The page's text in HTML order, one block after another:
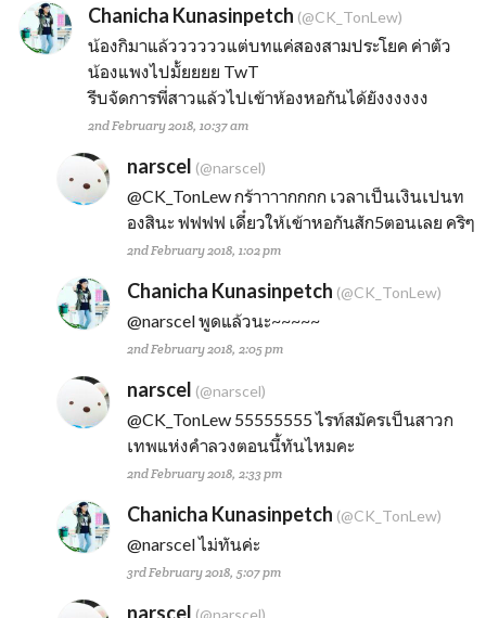
Chanicha Kunasinpetch (@CK_TonLew)
น้องกิมาแล้ววววววแต่บทแค่สองสามประโยค ค่าตัว
น้องแพงไปมั้ยยยย TwT
รีบจัดการพี่สาวแล้วไปเข้าห้องหอกันได้ยังงงงงง
2nd February 2018, 10:37 am
narscel (@narscel)
@CK_TonLewกร้าาาากกกก เวลาเป็นเงินเปนท
องสินะ ฟฟฟฟ เดี๋ยวให้เข้าหอกันสัก5ตอนเลย คริๆ
2nd February 2018, 1:02 pm
Chanicha Kunasinpetch (@CK_TonLew)
@narscelพูดแล้วนะ~~~~~
2nd February 2018, 2:05 pm
narscel (@narscel)
@CK_TonLew55555555 ไรท์สมัครเป็นสาวก
เทพแห่งคำลวงตอนนี้ทันไหมคะ
2nd February 2018, 2:33 pm
Chanicha Kunasinpetch (@CK_TonLew)
@narscelไม่ทันค่ะ
3rd February 2018, 5:07 pm
narscel (@narscel)